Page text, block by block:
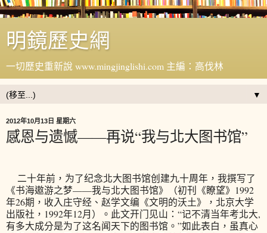
明鏡歷史網
一切歷史重新說 www.mingjinglishi.com 主編：高伐林
▼
2012年10月13日 星期六
感恩与遗憾——再说“我与北大图书馆”
二十年前，为了纪念北大图书馆创建九十周年，我撰写了
《书海遨游之梦——我与北大图书馆》（初刊《瞭望》1992
年26期，收入庄守经、赵学文编《文明的沃土》，北京大学
出版社，1992年12月）。此文开门见山：“记不清当年考北大,
有多大成分是为了这名闻天下的图书馆。”如此表白，虽真心